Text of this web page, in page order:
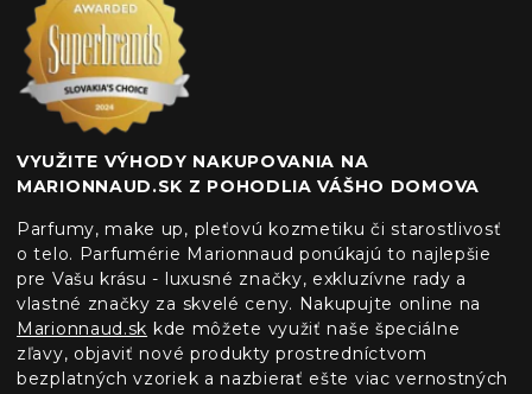
VYUŽITE VÝHODY NAKUPOVANIA NA
MARIONNAUD.SK Z POHODLIA VÁŠHO DOMOVA
Parfumy, make up, pleťovú kozmetiku či starostlivosť
o telo. Parfumérie Marionnaud ponúkajú to najlepšie
pre Vašu krásu - luxusné značky, exkluzívne rady a
vlastné značky za skvelé ceny. Nakupujte online na
Marionnaud.sk kde môžete využiť naše špeciálne
zľavy, objaviť nové produkty prostredníctvom
bezplatných vzoriek a nazbierať ešte viac vernostných